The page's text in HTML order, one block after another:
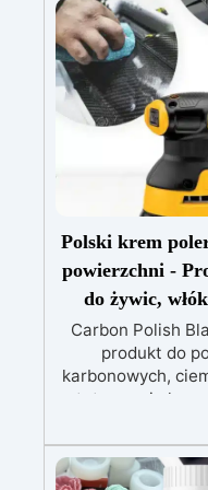
trwałości,
odpornej na
wylania.
świerkowe
czarny,
narzędzia do
Forma już
oszczędzając
Polski krem
powierzchni -
do żywic,
Carbon Polish
produkt do
karbonowych,
estetyczna i
jest wysoka,
dedykowanymi